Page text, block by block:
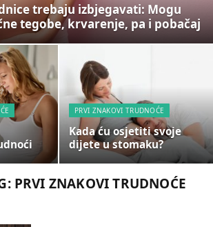
trebaju izbjegavati: Mogu
tegobe, krvarenje, pa i pobačaj
PRVI ZNAKOVI TRUDNOĆE
Kada ću osjetiti svoje
dijete u stomaku?
PRVI ZNAKOVI TRUDNOĆE